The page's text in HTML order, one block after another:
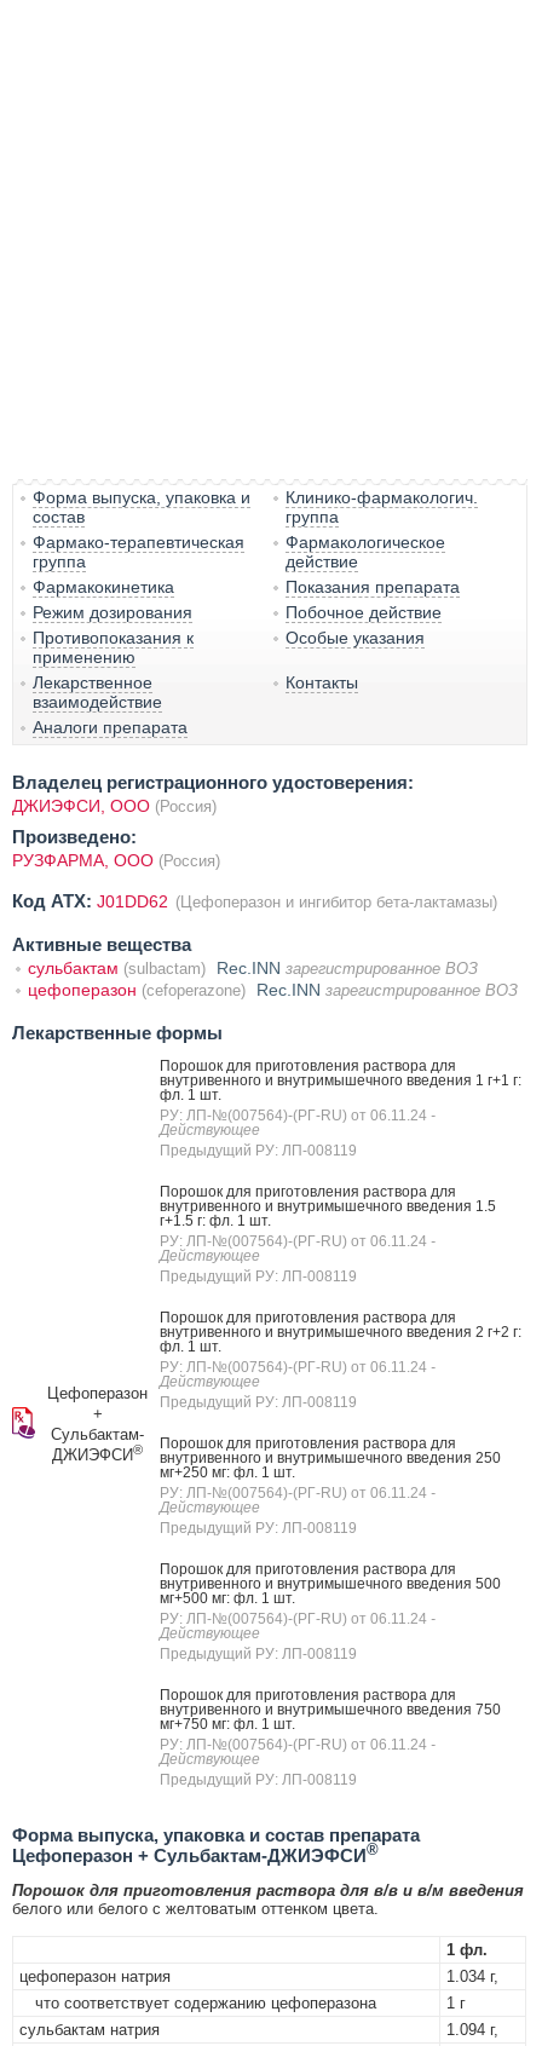
Форма выпуска, упаковка и
состав
Клинико-фармакологич.
группа
Фармако-терапевтическая
группа
Фармакологическое
действие
Фармакокинетика
Показания препарата
Режим дозирования
Побочное действие
Противопоказания к
применению
Особые указания
Лекарственное
взаимодействие
Контакты
Аналоги препарата
Владелец регистрационного удостоверения:
ДЖИЭФСИ, ООО (Россия)
Произведено:
РУЗФАРМА, ООО (Россия)
Код ATX: J01DD62 (Цефоперазон и ингибитор бета-лактамазы)
Активные вещества
сульбактам (sulbactam) Rec.INN зарегистрированное ВОЗ
цефоперазон (cefoperazone) Rec.INN зарегистрированное ВОЗ
Лекарственные формы
Цефоперазон
+
Сульбактам-
ДЖИЭФСИ®
Порошок для приготовления раствора для
внутривенного и внутримышечного введения 1 г+1 г:
фл. 1 шт.
РУ: ЛП-№(007564)-(РГ-RU) от 06.11.24 -
Действующее
Предыдущий РУ: ЛП-008119
Порошок для приготовления раствора для
внутривенного и внутримышечного введения 1.5
г+1.5 г: фл. 1 шт.
РУ: ЛП-№(007564)-(РГ-RU) от 06.11.24 -
Действующее
Предыдущий РУ: ЛП-008119
Порошок для приготовления раствора для
внутривенного и внутримышечного введения 2 г+2 г:
фл. 1 шт.
РУ: ЛП-№(007564)-(РГ-RU) от 06.11.24 -
Действующее
Предыдущий РУ: ЛП-008119
Порошок для приготовления раствора для
внутривенного и внутримышечного введения 250
мг+250 мг: фл. 1 шт.
РУ: ЛП-№(007564)-(РГ-RU) от 06.11.24 -
Действующее
Предыдущий РУ: ЛП-008119
Порошок для приготовления раствора для
внутривенного и внутримышечного введения 500
мг+500 мг: фл. 1 шт.
РУ: ЛП-№(007564)-(РГ-RU) от 06.11.24 -
Действующее
Предыдущий РУ: ЛП-008119
Порошок для приготовления раствора для
внутривенного и внутримышечного введения 750
мг+750 мг: фл. 1 шт.
РУ: ЛП-№(007564)-(РГ-RU) от 06.11.24 -
Действующее
Предыдущий РУ: ЛП-008119
Форма выпуска, упаковка и состав препарата
Цефоперазон + Сульбактам-ДЖИЭФСИ®
Порошок для приготовления раствора для в/в и в/м введения
белого или белого с желтоватым оттенком цвета.
1 фл.
цефоперазон натрия
1.034 г,
что соответствует содержанию цефоперазона
1 г
сульбактам натрия
1.094 г,